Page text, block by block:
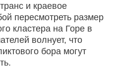
и краевое
пересмотреть размер
кластера на Горе в
волнует, что
бора могут